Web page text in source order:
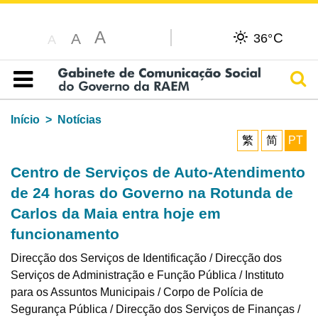
A A A 36°C
Índice
Início
Notícias
繁
简 PT
Centro de Serviços de Auto-Atendimento
de 24 horas do Governo na Rotunda de
Carlos da Maia entra hoje em
funcionamento
Direcção dos Serviços de Identificação / Direcção dos
Serviços de Administração e Função Pública / Instituto
para os Assuntos Municipais / Corpo de Polícia de
Segurança Pública / Direcção dos Serviços de Finanças /